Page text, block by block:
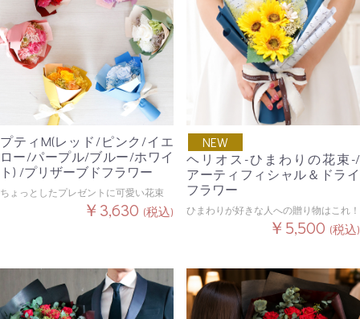
プティM(レッド/ピンク/イエ
ロー/パープル/ブルー/ホワイ
ト) /プリザーブドフラワー
ちょっとしたプレゼントに可愛い花束
￥3,630 (税込)
NEW
ヘリオス-ひまわりの花束-/
アーティフィシャル＆ドライ
フラワー
ひまわりが好きな人への贈り物はこれ！
￥5,500 (税込)